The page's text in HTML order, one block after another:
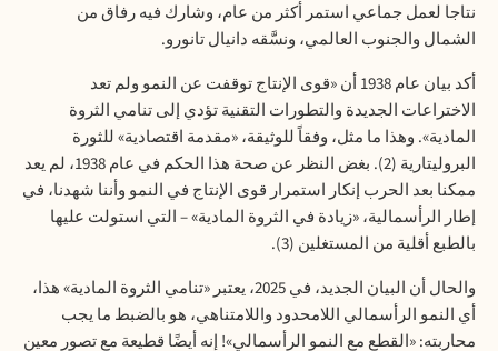
نتاجا لعمل جماعي استمر أكثر من عام، وشارك فيه رفاق من
الشمال والجنوب العالمي، ونسَّقه دانيال تانورو.
أكد بيان عام 1938 أن «قوى الإنتاج توقفت عن النمو ولم تعد
الاختراعات الجديدة والتطورات التقنية تؤدي إلى تنامي الثروة
المادية». وهذا ما مثل، وفقاً للوثيقة، «مقدمة اقتصادية» للثورة
البروليتارية (2). بغض النظر عن صحة هذا الحكم في عام 1938، لم يعد
ممكنا بعد الحرب إنكار استمرار قوى الإنتاج في النمو وأننا شهدنا، في
إطار الرأسمالية، «زيادة في الثروة المادية» – التي استولت عليها
بالطبع أقلية من المستغلين (3).
والحال أن البيان الجديد، في 2025، يعتبر «تنامي الثروة المادية» هذا،
أي النمو الرأسمالي اللامحدود واللامتناهي، هو بالضبط ما يجب
محاربته: «القطع مع النمو الرأسمالي»! إنه أيضًا قطيعة مع تصور معين